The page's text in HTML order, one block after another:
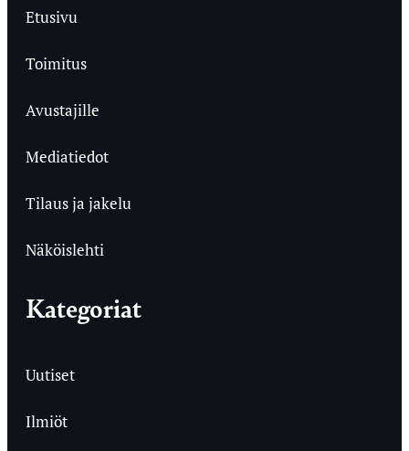
Etusivu
Toimitus
Avustajille
Mediatiedot
Tilaus ja jakelu
Näköislehti
Kategoriat
Uutiset
Ilmiöt